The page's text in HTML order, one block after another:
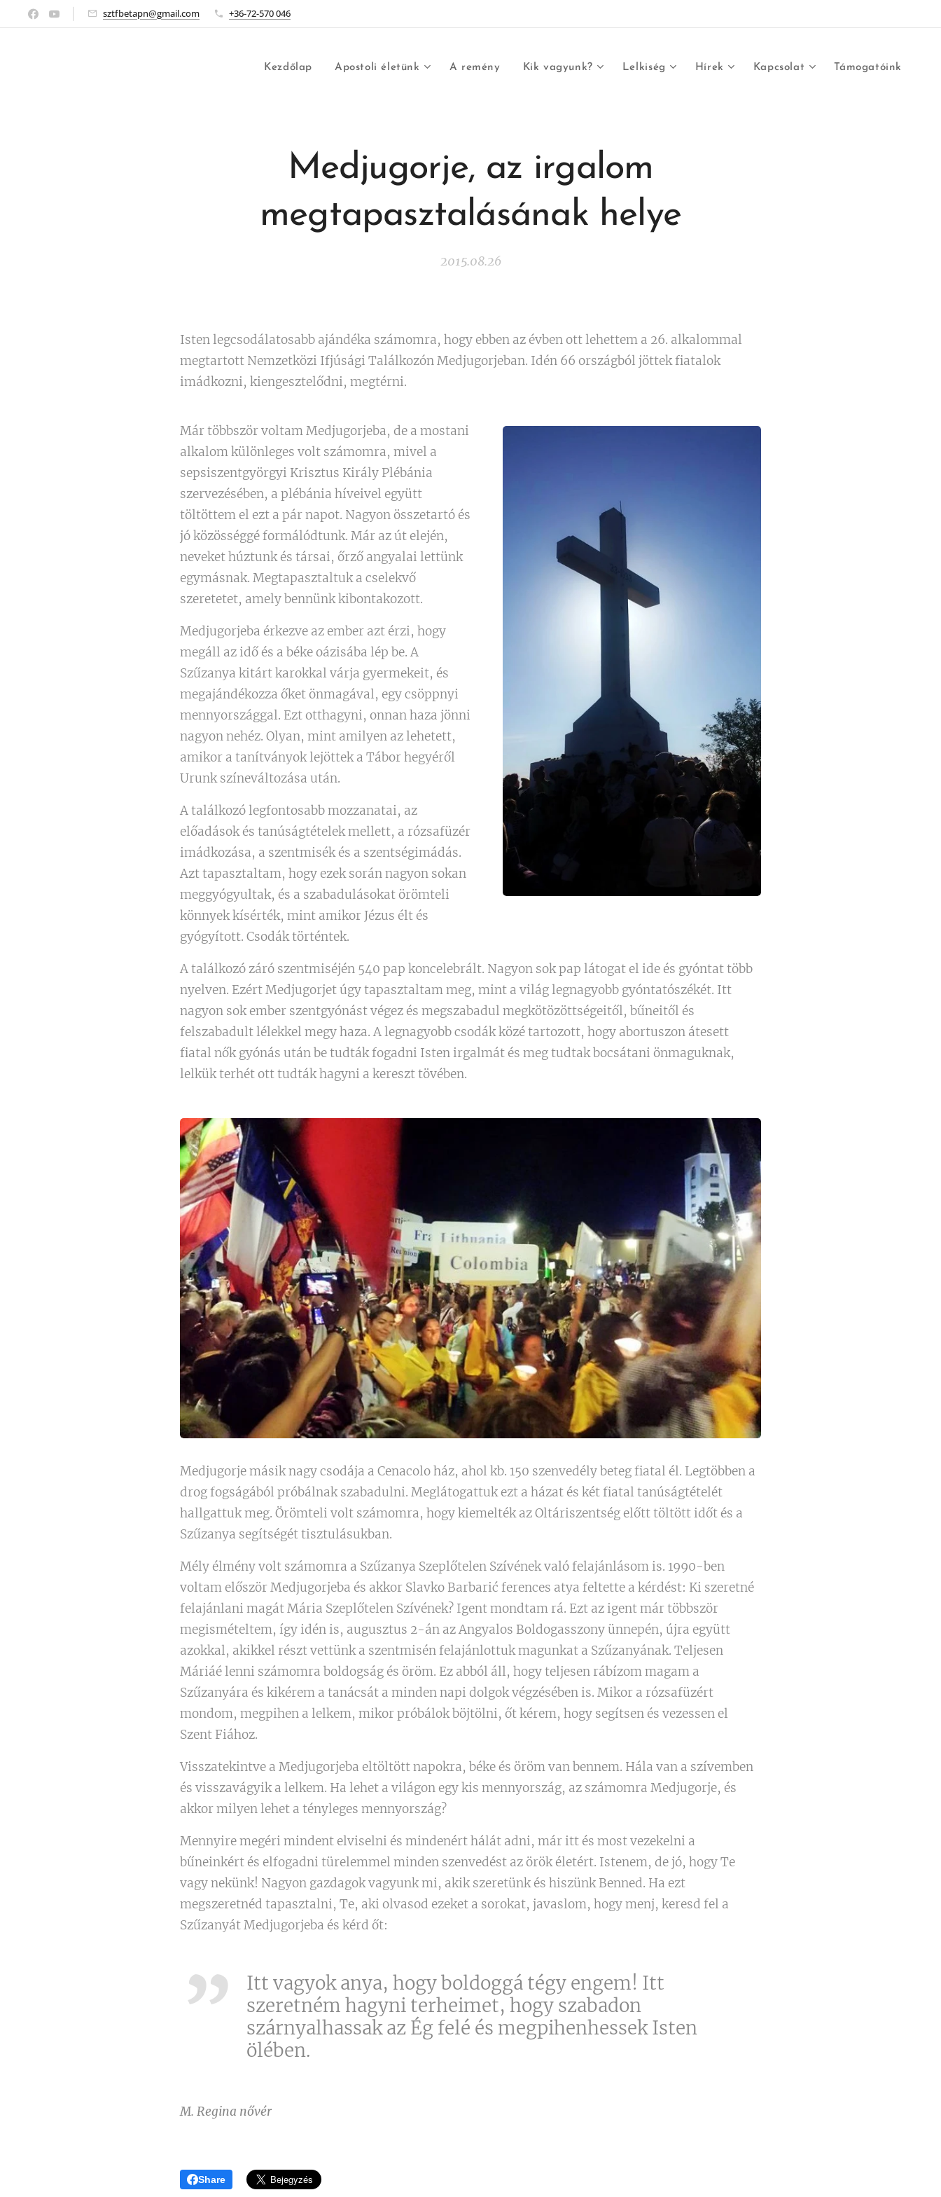
sztfbetapn@gmail.com +36-72-570 046
Kezdőlap Apostoli életünk A remény Kik vagyunk? Lelkiség Hírek Kapcsolat Támogatóink
Medjugorje, az irgalom
megtapasztalásának helye
2015.08.26
Isten legcsodálatosabb ajándéka számomra, hogy ebben az évben ott lehettem a 26. alkalommal
megtartott Nemzetközi Ifjúsági Találkozón Medjugorjeban. Idén 66 országból jöttek fiatalok
imádkozni, kiengesztelődni, megtérni.
Már többször voltam Medjugorjeba, de a mostani
alkalom különleges volt számomra, mivel a
sepsiszentgyörgyi Krisztus Király Plébánia
szervezésében, a plébánia híveivel együtt
töltöttem el ezt a pár napot. Nagyon összetartó és
jó közösséggé formálódtunk. Már az út elején,
neveket húztunk és társai, őrző angyalai lettünk
egymásnak. Megtapasztaltuk a cselekvő
szeretetet, amely bennünk kibontakozott.
Medjugorjeba érkezve az ember azt érzi, hogy
megáll az idő és a béke oázisába lép be. A
Szűzanya kitárt karokkal várja gyermekeit, és
megajándékozza őket önmagával, egy csöppnyi
mennyországgal. Ezt otthagyni, onnan haza jönni
nagyon nehéz. Olyan, mint amilyen az lehetett,
amikor a tanítványok lejöttek a Tábor hegyéről
Urunk színeváltozása után.
A találkozó legfontosabb mozzanatai, az
előadások és tanúságtételek mellett, a rózsafüzér
imádkozása, a szentmisék és a szentségimádás.
Azt tapasztaltam, hogy ezek során nagyon sokan
meggyógyultak, és a szabadulásokat örömteli
könnyek kísérték, mint amikor Jézus élt és
gyógyított. Csodák történtek.
A találkozó záró szentmiséjén 540 pap koncelebrált. Nagyon sok pap látogat el ide és gyóntat több
nyelven. Ezért Medjugorjet úgy tapasztaltam meg, mint a világ legnagyobb gyóntatószékét. Itt
nagyon sok ember szentgyónást végez és megszabadul megkötözöttségeitől, bűneitől és
felszabadult lélekkel megy haza. A legnagyobb csodák közé tartozott, hogy abortuszon átesett
fiatal nők gyónás után be tudták fogadni Isten irgalmát és meg tudtak bocsátani önmaguknak,
lelkük terhét ott tudták hagyni a kereszt tövében.
Medjugorje másik nagy csodája a Cenacolo ház, ahol kb. 150 szenvedély beteg fiatal él. Legtöbben a
drog fogságából próbálnak szabadulni. Meglátogattuk ezt a házat és két fiatal tanúságtételét
hallgattuk meg. Örömteli volt számomra, hogy kiemelték az Oltáriszentség előtt töltött időt és a
Szűzanya segítségét tisztulásukban.
Mély élmény volt számomra a Szűzanya Szeplőtelen Szívének való felajánlásom is. 1990-ben
voltam először Medjugorjeba és akkor Slavko Barbarić ferences atya feltette a kérdést: Ki szeretné
felajánlani magát Mária Szeplőtelen Szívének? Igent mondtam rá. Ezt az igent már többször
megismételtem, így idén is, augusztus 2-án az Angyalos Boldogasszony ünnepén, újra együtt
azokkal, akikkel részt vettünk a szentmisén felajánlottuk magunkat a Szűzanyának. Teljesen
Máriáé lenni számomra boldogság és öröm. Ez abból áll, hogy teljesen rábízom magam a
Szűzanyára és kikérem a tanácsát a minden napi dolgok végzésében is. Mikor a rózsafüzért
mondom, megpihen a lelkem, mikor próbálok böjtölni, őt kérem, hogy segítsen és vezessen el
Szent Fiához.
Visszatekintve a Medjugorjeba eltöltött napokra, béke és öröm van bennem. Hála van a szívemben
és visszavágyik a lelkem. Ha lehet a világon egy kis mennyország, az számomra Medjugorje, és
akkor milyen lehet a tényleges mennyország?
Mennyire megéri mindent elviselni és mindenért hálát adni, már itt és most vezekelni a
bűneinkért és elfogadni türelemmel minden szenvedést az örök életért. Istenem, de jó, hogy Te
vagy nekünk! Nagyon gazdagok vagyunk mi, akik szeretünk és hiszünk Benned. Ha ezt
megszeretnéd tapasztalni, Te, aki olvasod ezeket a sorokat, javaslom, hogy menj, keresd fel a
Szűzanyát Medjugorjeba és kérd őt:
Itt vagyok anya, hogy boldoggá tégy engem! Itt
szeretném hagyni terheimet, hogy szabadon
szárnyalhassak az Ég felé és megpihenhessek Isten
ölében.
M. Regina nővér
Share